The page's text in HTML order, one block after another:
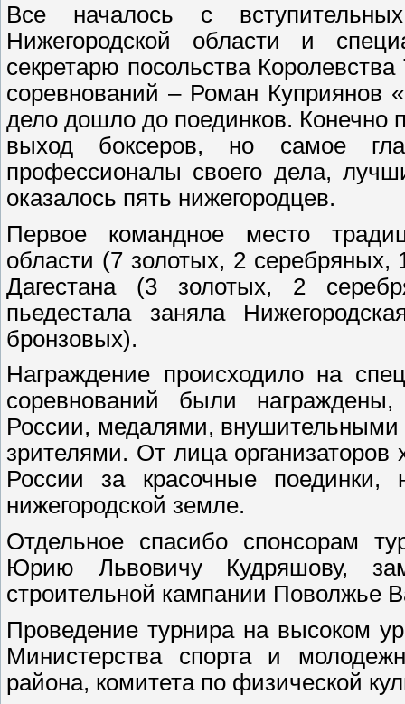
Все началось с
Нижегородской области и
секретарю посольства
соревнований – Роман Куприянов
дело дошло до поединков. Конечно
выход боксеров, но самое
профессионалы своего дела,
оказалось пять нижегородцев.
Первое командное место
области (7 золотых, 2 серебряных,
Дагестана (3 золотых, 2
пьедестала заняла
бронзовых).
Награждение происходило на
соревнований были
России, медалями, внушительными
зрителями. От лица организаторов
России за красочные
нижегородской земле.
Отдельное спасибо спонсорам
Юрию Львовичу Кудряшову,
строительной кампании Поволжье
Проведение турнира на высоком
Министерства спорта и
района, комитета по физической